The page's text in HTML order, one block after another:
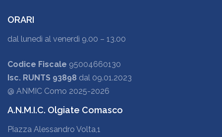
ORARI
dal lunedì al venerdì 9.00 – 13.00
Codice Fiscale 95004660130
Isc. RUNTS 93898 dal 09.01.2023
@ ANMIC Como 2025-2026
A.N.M.I.C. Olgiate Comasco
Piazza Alessandro Volta,1